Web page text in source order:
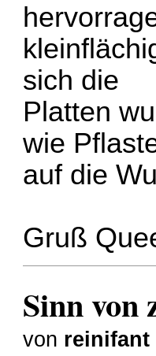
sich die
Platten
wie
auf die
Gruß
Sinn von
von reinifant